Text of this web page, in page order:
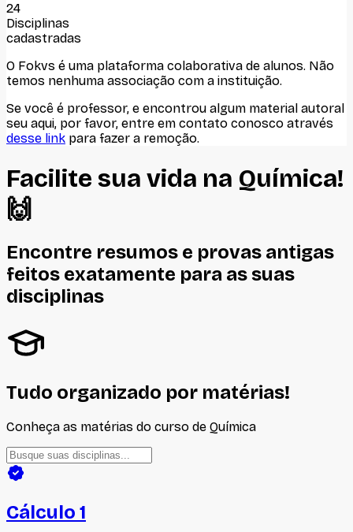
24
Disciplinas
cadastradas
O Fokvs é uma plataforma colaborativa de alunos. Não
temos nenhuma associação com a instituição.
Se você é professor, e encontrou algum material autoral
seu aqui, por favor, entre em contato conosco através
desse link para fazer a remoção.
Facilite sua vida na Química!
🙌
Encontre resumos e provas antigas
feitos exatamente para as suas
disciplinas
Tudo organizado por matérias!
Conheça as matérias do curso de Química
Cálculo 1